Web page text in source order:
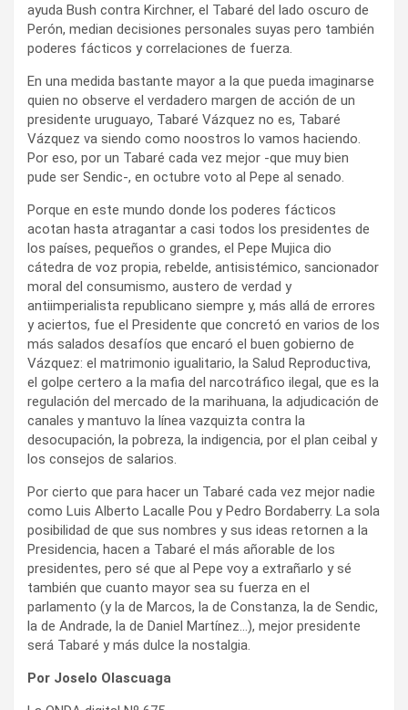
ayuda Bush contra Kirchner, el Tabaré del lado oscuro de
Perón, median decisiones personales suyas pero también
poderes fácticos y correlaciones de fuerza.
En una medida bastante mayor a la que pueda imaginarse
quien no observe el verdadero margen de acción de un
presidente uruguayo, Tabaré Vázquez no es, Tabaré
Vázquez va siendo como noostros lo vamos haciendo.
Por eso, por un Tabaré cada vez mejor -que muy bien
pude ser Sendic-, en octubre voto al Pepe al senado.
Porque en este mundo donde los poderes fácticos
acotan hasta atragantar a casi todos los presidentes de
los países, pequeños o grandes, el Pepe Mujica dio
cátedra de voz propia, rebelde, antisistémico, sancionador
moral del consumismo, austero de verdad y
antiimperialista republicano siempre y, más allá de errores
y aciertos, fue el Presidente que concretó en varios de los
más salados desafíos que encaró el buen gobierno de
Vázquez: el matrimonio igualitario, la Salud Reproductiva,
el golpe certero a la mafia del narcotráfico ilegal, que es la
regulación del mercado de la marihuana, la adjudicación de
canales y mantuvo la línea vazquizta contra la
desocupación, la pobreza, la indigencia, por el plan ceibal y
los consejos de salarios.
Por cierto que para hacer un Tabaré cada vez mejor nadie
como Luis Alberto Lacalle Pou y Pedro Bordaberry. La sola
posibilidad de que sus nombres y sus ideas retornen a la
Presidencia, hacen a Tabaré el más añorable de los
presidentes, pero sé que al Pepe voy a extrañarlo y sé
también que cuanto mayor sea su fuerza en el
parlamento (y la de Marcos, la de Constanza, la de Sendic,
la de Andrade, la de Daniel Martínez…), mejor presidente
será Tabaré y más dulce la nostalgia.
Por Joselo Olascuaga